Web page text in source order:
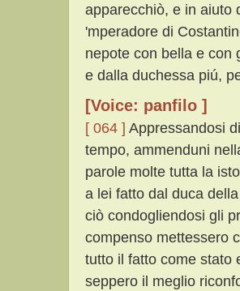
apparecchiò, e in aiuto
'mperadore di
nepote con bella e con
e dalla duchessa piú,
[Voice: panfilo ]
[ 064 ] Appressandosi
tempo, ammenduni
parole molte tutta la
a lei fatto dal duca
ciò condogliendosi gli
compenso mettessero
tutto il fatto come stato
seppero il meglio